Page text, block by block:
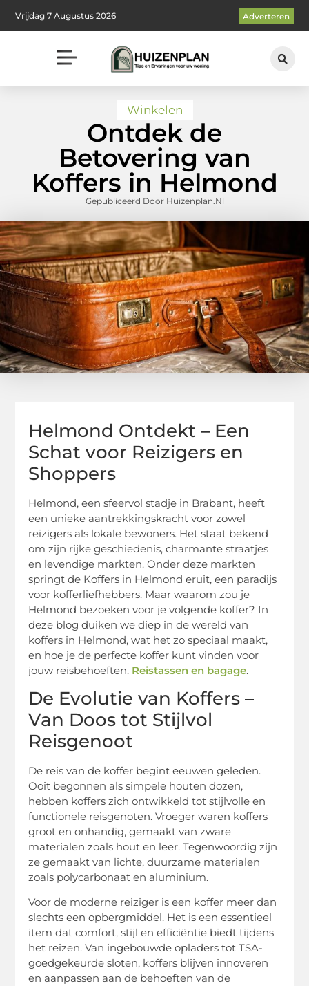
Vrijdag 7 Augustus 2026 Adverteren
Winkelen
Ontdek de
Betovering van
Koffers in Helmond
Gepubliceerd Door Huizenplan.nl
Helmond Ontdekt – Een
Schat voor Reizigers en
Shoppers
Helmond, een sfeervol stadje in Brabant, heeft
een unieke aantrekkingskracht voor zowel
reizigers als lokale bewoners. Het staat bekend
om zijn rijke geschiedenis, charmante straatjes
en levendige markten. Onder deze markten
springt de Koffers in Helmond eruit, een paradijs
voor kofferliefhebbers. Maar waarom zou je
Helmond bezoeken voor je volgende koffer? In
deze blog duiken we diep in de wereld van
koffers in Helmond, wat het zo speciaal maakt,
en hoe je de perfecte koffer kunt vinden voor
jouw reisbehoeften. Reistassen en bagage.
De Evolutie van Koffers –
Van Doos tot Stijlvol
Reisgenoot
De reis van de koffer begint eeuwen geleden.
Ooit begonnen als simpele houten dozen,
hebben koffers zich ontwikkeld tot stijlvolle en
functionele reisgenoten. Vroeger waren koffers
groot en onhandig, gemaakt van zware
materialen zoals hout en leer. Tegenwoordig zijn
ze gemaakt van lichte, duurzame materialen
zoals polycarbonaat en aluminium.
Voor de moderne reiziger is een koffer meer dan
slechts een opbergmiddel. Het is een essentieel
item dat comfort, stijl en efficiëntie biedt tijdens
het reizen. Van ingebouwde opladers tot TSA-
goedgekeurde sloten, koffers blijven innoveren
en aanpassen aan de behoeften van de